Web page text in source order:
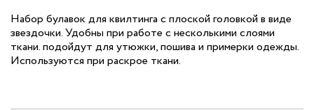
Набор булавок для квилтинга с плоской головкой в виде
звездочки. Удобны при работе с несколькими слоями
ткани. подойдут для утюжки, пошива и примерки одежды.
Используются при раскрое ткани.